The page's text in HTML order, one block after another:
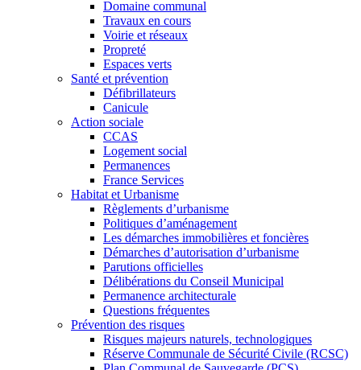
Domaine communal
Travaux en cours
Voirie et réseaux
Propreté
Espaces verts
Santé et prévention
Défibrillateurs
Canicule
Action sociale
CCAS
Logement social
Permanences
France Services
Habitat et Urbanisme
Règlements d’urbanisme
Politiques d’aménagement
Les démarches immobilières et foncières
Démarches d’autorisation d’urbanisme
Parutions officielles
Délibérations du Conseil Municipal
Permanence architecturale
Questions fréquentes
Prévention des risques
Risques majeurs naturels, technologiques
Réserve Communale de Sécurité Civile (RCSC)